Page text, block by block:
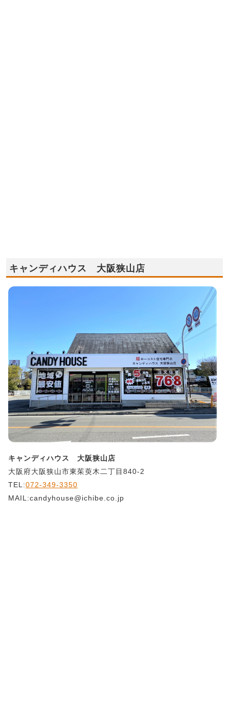
キャンディハウス 大阪狭山店
キャンディハウス 大阪狭山店
大阪府大阪狭山市東茱萸木二丁目840-2
TEL:072-349-3350
MAIL:candyhouse@ichibe.co.jp